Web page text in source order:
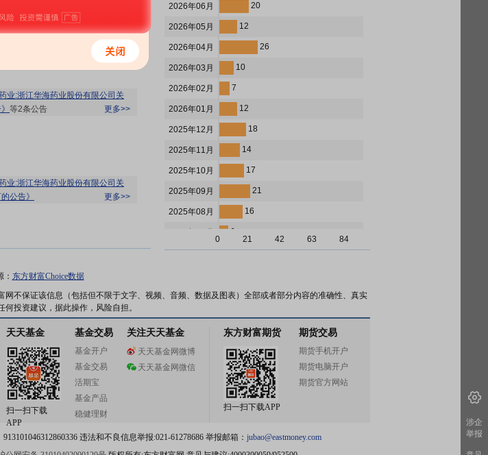
总比例3.01%，质押总股数
更多>>
药业:浙江华海药业股份有限公司关
等2条公告 更多>>
药业:浙江华海药业股份有限公司关
公告》
更多>>
总比例3.01%，质押总股数
业:浙江华海药业股份有限公司关
更多>>
总比例3.01%，质押总股数
2026年06月 20
2026年05月 12
2026年04月 26
2026年03月 10
2026年02月 7
2026年01月 12
2025年12月 18
2025年11月 14
2025年10月 17
2025年09月 21
2025年08月 16
6
2025年06月 5
2025年04月 13
2025年02月 5
2025年01月 7
4
6
2024年09月 7
0 21 42 63 84
东方财富Choice数据
不保证该信息（包括但不限于文字、视频、音频、数据及图表）全部或者部分内容的准确性、真实
投资建议，据此操作，风险自担。
天天基金
扫一扫下载
APP
基金交易
基金开户
基金交易
活期宝
基金产品
稳健理财
关注天天基金
天天基金网微博
天天基金网微信
东方财富期货
扫一扫下载APP
期货交易
期货手机开户
期货电脑开户
期货官方网站
违法和不良信息举报:021-61278686 举报邮箱： jubao@eastmoney.com
涉企
举报